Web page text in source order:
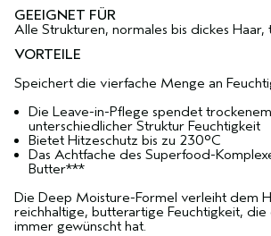
GEEIGNET FÜR
Alle Strukturen, normales bis dickes Haar,
VORTEILE
Speichert die vierfache Menge an
Die Leave-in-Pflege spendet
unterschiedlicher Struktur Feuchtigkeit
Bietet Hitzeschutz bis zu 230°C
Das Achtfache des Superfood-
Butter***
Die Deep Moisture-Formel verleiht dem
reichhaltige, butterartige Feuchtigkeit, die
immer gewünscht hat.